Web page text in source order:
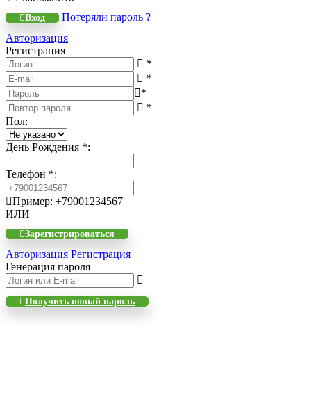
Вход
Потеряли пароль ?
Авторизация
Регистрация
*
*
*
*
Пол:
День Рождения *:
Телефон *:
Пример: +79001234567
ИЛИ
Зарегистрироваться
Авторизация Регистрация
Генерация пароля
Получить новый пароль